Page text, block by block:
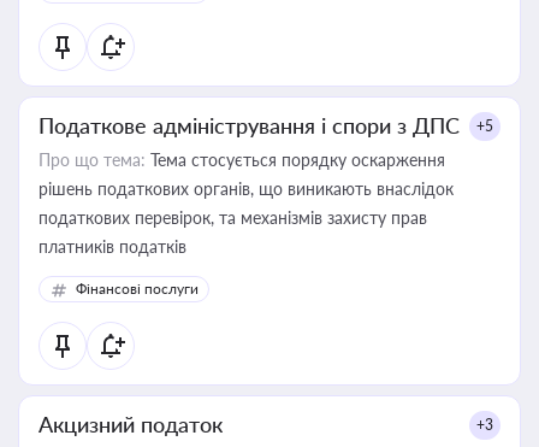
Податкове адміністрування і спори з ДПС +5
Про що тема: Тема стосується порядку оскарження
рішень податкових органів, що виникають внаслідок
податкових перевірок, та механізмів захисту прав
платників податків
Фінансові послуги
Акцизний податок +3